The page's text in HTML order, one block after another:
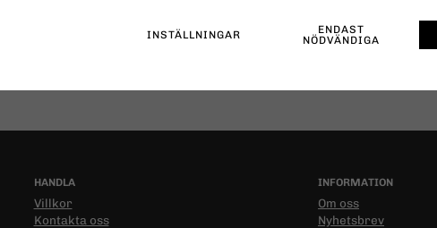
HANDLA
Villkor
Kontakta oss
INFORMATION
Om oss
Nyhetsbrev
INSTÄLLNINGAR
ENDAST
NÖDVÄNDIGA